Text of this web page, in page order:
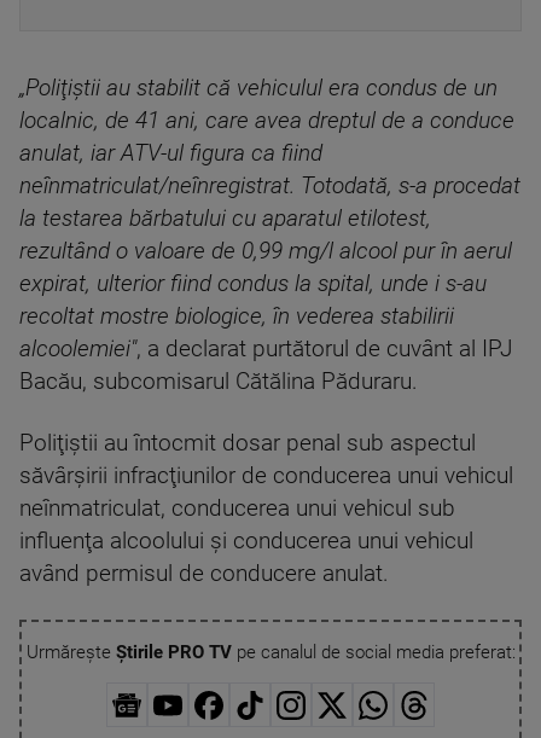
„Poliţiştii au stabilit că vehiculul era condus de un
localnic, de 41 ani, care avea dreptul de a conduce
anulat, iar ATV-ul figura ca fiind
neînmatriculat/neînregistrat. Totodată, s-a procedat
la testarea bărbatului cu aparatul etilotest,
rezultând o valoare de 0,99 mg/l alcool pur în aerul
expirat, ulterior fiind condus la spital, unde i s-au
recoltat mostre biologice, în vederea stabilirii
alcoolemiei", a declarat purtătorul de cuvânt al IPJ
Bacău, subcomisarul Cătălina Păduraru.
Poliţiştii au întocmit dosar penal sub aspectul
săvârşirii infracţiunilor de conducerea unui vehicul
neînmatriculat, conducerea unui vehicul sub
influenţa alcoolului şi conducerea unui vehicul
având permisul de conducere anulat.
Urmărește Știrile PRO TVpe canalul de social media preferat: